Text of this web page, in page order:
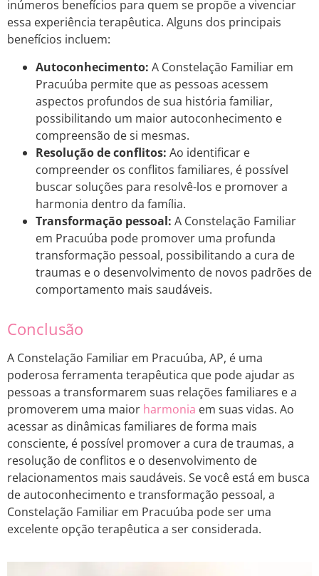
inúmeros benefícios para quem se propõe a vivenciar
essa experiência terapêutica. Alguns dos principais
benefícios incluem:
Autoconhecimento: A Constelação Familiar em
Pracuúba permite que as pessoas acessem
aspectos profundos de sua história familiar,
possibilitando um maior autoconhecimento e
compreensão de si mesmas.
Resolução de conflitos: Ao identificar e
compreender os conflitos familiares, é possível
buscar soluções para resolvê-los e promover a
harmonia dentro da família.
Transformação pessoal: A Constelação Familiar
em Pracuúba pode promover uma profunda
transformação pessoal, possibilitando a cura de
traumas e o desenvolvimento de novos padrões de
comportamento mais saudáveis.
Conclusão
A Constelação Familiar em Pracuúba, AP, é uma
poderosa ferramenta terapêutica que pode ajudar as
pessoas a transformarem suas relações familiares e a
promoverem uma maior harmonia em suas vidas. Ao
acessar as dinâmicas familiares de forma mais
consciente, é possível promover a cura de traumas, a
resolução de conflitos e o desenvolvimento de
relacionamentos mais saudáveis. Se você está em busca
de autoconhecimento e transformação pessoal, a
Constelação Familiar em Pracuúba pode ser uma
excelente opção terapêutica a ser considerada.